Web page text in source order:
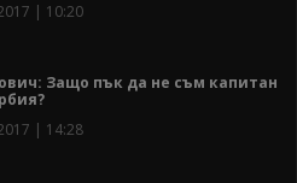
| 10:20
Защо пък да не съм капитан
| 14:28